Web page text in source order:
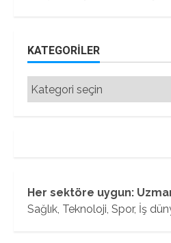
KATEGORILER
Kategoriler
Her sektöre uygun:
Sağlık, Teknoloji, Spor, İş